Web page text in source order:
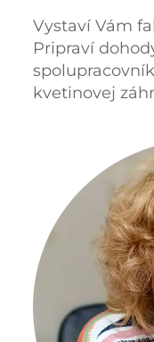
Vystaví Vám
Pripraví
kvetinovej